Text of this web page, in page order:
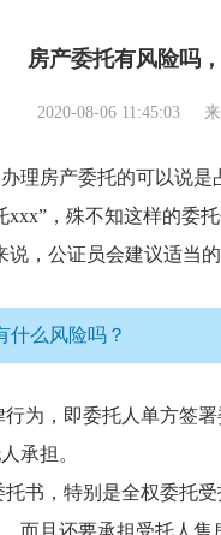
房产委托有风险吗
2020-08-06 11:45:03
理房产委托的可以说是
xxx”，殊不知这样的委
说，公证员会建议适当
什么风险吗？
为，即委托人单方签
承担。
书，特别是全权委托